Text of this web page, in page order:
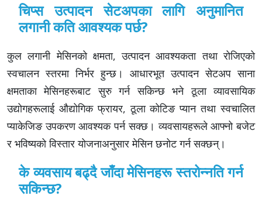
चिप्स उत्पादन सेटअपका लागि अनुमानित
लगानी कति आवश्यक पर्छ?
कुल लगानी मेसिनको क्षमता, उत्पादन आवश्यकता तथा रोजिएको
स्वचालन स्तरमा निर्भर हुन्छ। आधारभूत उत्पादन सेटअप साना
क्षमताका मेसिनहरूबाट सुरु गर्न सकिन्छ भने ठूला व्यावसायिक
उद्योगहरूलाई औद्योगिक फ्रायर, ठूला कोटिङ प्यान तथा स्वचालित
प्याकेजिङ उपकरण आवश्यक पर्न सक्छ। व्यवसायहरूले आफ्नो बजेट
र भविष्यको विस्तार योजनाअनुसार मेसिन छनोट गर्न सक्छन्।
के व्यवसाय बढ्दै जाँदा मेसिनहरू स्तरोन्नति गर्न
सकिन्छ?